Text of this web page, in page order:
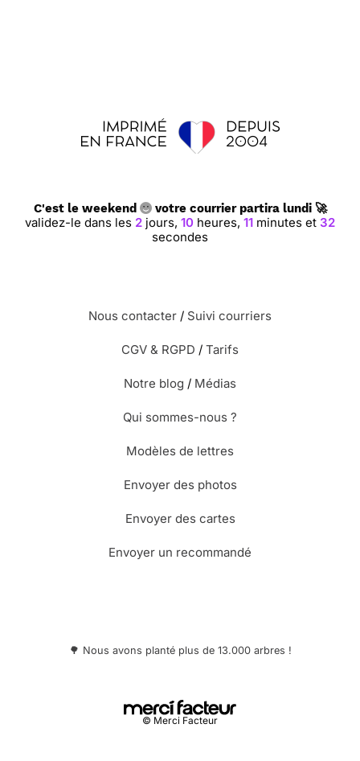
C'est le weekend votre courrier partira lundi 🚀
validez-le dans les 2 jours, 10 heures, 11 minutes et 32
secondes
Nous contacter / Suivi courriers
CGV & RGPD / Tarifs
Notre blog / Médias
Qui sommes-nous ?
Modèles de lettres
Envoyer des photos
Envoyer des cartes
Envoyer un recommandé
🌳 Nous avons planté plus de 13.000 arbres !
© Merci Facteur